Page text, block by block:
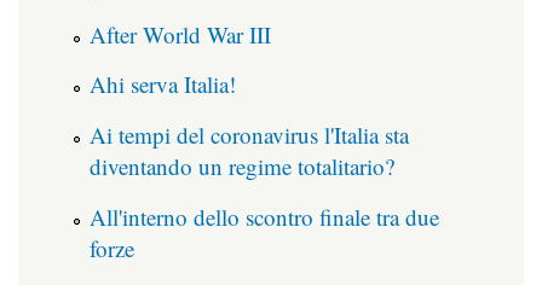
After World War III
Ahi serva Italia!
Ai tempi del coronavirus l'Italia sta
diventando un regime totalitario?
All'interno dello scontro finale tra due
forze